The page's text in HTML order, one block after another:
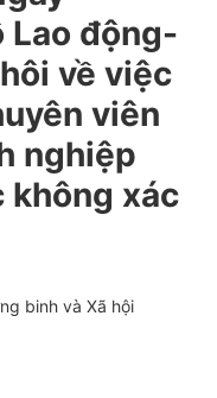
động-
về việc
viên
nghiệp
không xác
binh và Xã hội